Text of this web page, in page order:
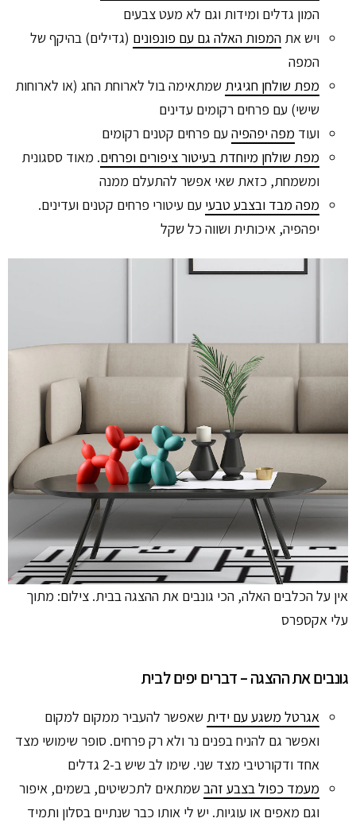
המון גדלים ומידות וגם לא מעט צבעים
ויש את המפות האלה גם עם פונפונים (גדילים) בהיקף של
המפה
מפת שולחן חגיגית שמתאימה בול לארוחת החג (או לארוחות
שישי) עם פרחים רקומים עדינים
ועוד מפה יפהפיה עם פרחים קטנים רקומים
מפת שולחן מיוחדת בעיטור ציפורים ופרחים. מאוד ססגונית
ומשמחת, כזאת שאי אפשר להתעלם ממנה
מפה מבד ובצבע טבעי עם עיטורי פרחים קטנים ועדינים.
יפהפיה, איכותית ושווה כל שקל
אין על הכלבים האלה, הכי גונבים את ההצגה בבית. צילום: מתוך
עלי אקספרס
גונבים את ההצגה – דברים יפים לבית
אגרטל משגע עם ידית שאפשר להעביר ממקום למקום
ואפשר גם להניח בפנים נר ולא רק פרחים. סופר שימושי מצד
אחד ודקורטיבי מצד שני. שימו לב שיש ב-2 גדלים
מעמד כפול בצבע זהב שמתאים לתכשיטים, בשמים, איפור
וגם מאפים או עוגיות. יש לי אותו כבר שנתיים בסלון ותמיד